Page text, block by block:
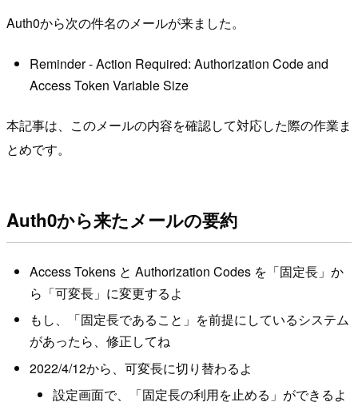
Auth0から次の件名のメールが来ました。
Reminder - Action Required: Authorization Code and
Access Token Variable Size
本記事は、このメールの内容を確認して対応した際の作業ま
とめです。
Auth0から来たメールの要約
Access Tokens と Authorization Codes を「固定長」か
ら「可変長」に変更するよ
もし、「固定長であること」を前提にしているシステム
があったら、修正してね
2022/4/12から、可変長に切り替わるよ
設定画面で、「固定長の利用を止める」ができるよ